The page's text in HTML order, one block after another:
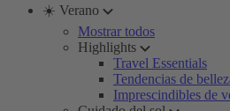
☀️ Verano
Mostrar todos
Highlights
Travel Essentials
Tendencias de
Imprescindibles de